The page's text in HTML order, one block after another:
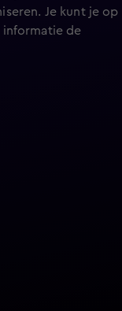
Je kunt je op
informatie de